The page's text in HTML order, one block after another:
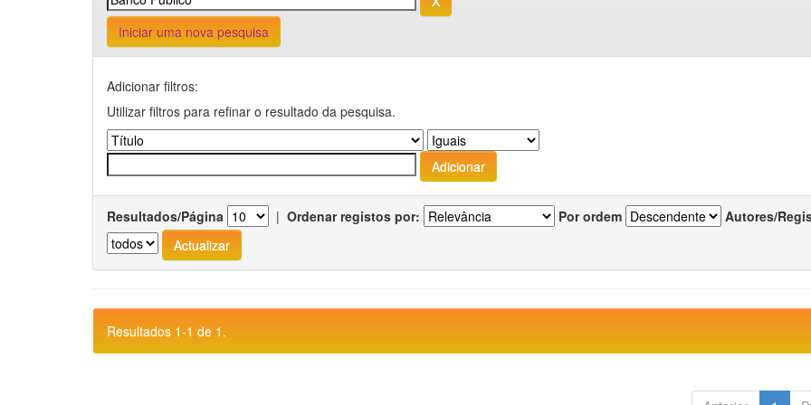
Iniciar uma nova pesquisa
Adicionar filtros:
Utilizar filtros para refinar o resultado da pesquisa.
Resultados/Página | Ordenar registos por: Por ordem Autores/
Resultados 1-1 de 1.